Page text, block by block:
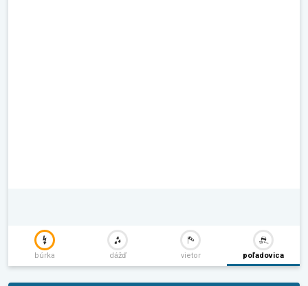
búrka dážď vietor poľadovica